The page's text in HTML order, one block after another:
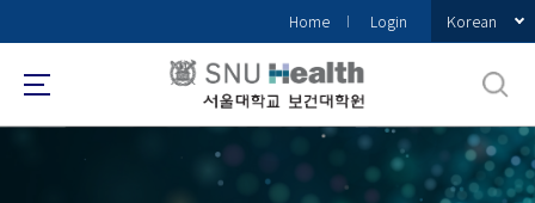
로
메
Home Login Korean